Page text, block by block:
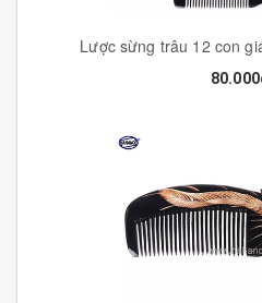
Lược sừng trâu 12 con